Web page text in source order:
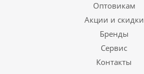
Оптовикам
Акции и скидки
Бренды
Сервис
Контакты